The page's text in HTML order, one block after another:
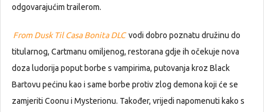
odgovarajućim trailerom.
From Dusk Til Casa Bonita DLC vodi dobro poznatu družinu do
titularnog, Cartmanu omiljenog, restorana gdje ih očekuje nova
doza ludorija poput borbe s vampirima, putovanja kroz Black
Bartovu pećinu kao i same borbe protiv zlog demona koji će se
zamjeriti Coonu i Mysterionu. Također, vrijedi napomenuti kako s